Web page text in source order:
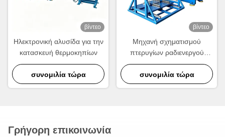
βίντεο
Ηλεκτρονική αλυσίδα για την
κατασκευή θερμοκηπίων
συνομιλία τώρα
βίντεο
Μηχανή σχηματισμού
πτερυγίων ραδιενεργού
θερμοκηπίου υψηλής
ταχύτητας 630KN για την
παραγωγή ραδιενεργού
συνομιλία τώρα
Γρήγορη επικοινωνία